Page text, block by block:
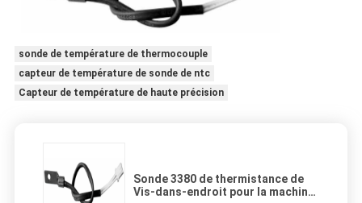
sonde de température de thermocouple
capteur de température de sonde de ntc
Capteur de température de haute précision
Sonde 3380 de thermistance de
Vis-dans-endroit pour la machine